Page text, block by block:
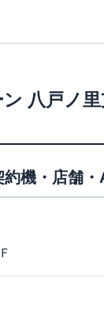
八戸ノ
機・店舗・